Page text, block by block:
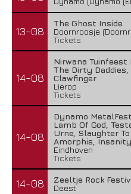
13-08
The Ghost Inside
Doornroosje
Tickets
14-08
Nirwana Tuinfeest
The Dirty Daddies,
Clawfinger
Lierop
Tickets
14-08
Dynamo
Lamb Of God,
Urne, Slaughter
Amorphis,
Eindhoven
Tickets
14-08
Zeeltje Rock
Deest